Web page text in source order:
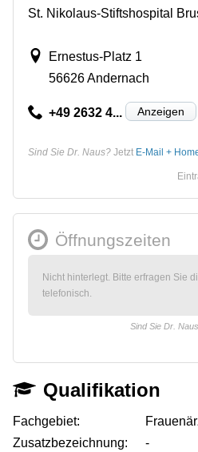
St. Nikolaus-Stiftshospital
Ernestus-Platz 1
56626 Andernach
+49 2632 4... Anzeigen
Sind Sie Dr. Naus? Jetzt E-Mail +
Öffnungszeiten
Nicht hinterlegt. Bitte erfragen Sie
telefonisch.
Sind Sie Dr.
Qualifikation
Fachgebiet:
Zusatzbezeichnung:
-